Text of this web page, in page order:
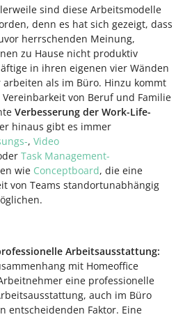
sind diese Arbeitsmodelle
denn es hat sich gezeigt, dass
herrschenden Meinung,
zu Hause nicht produktiv
in ihren eigenen vier Wänden
als im Büro. Hinzu kommt
von Beruf und Familie
Verbesserung der Work-Life-
hinaus gibt es immer
, Video
Task Management-
wie Conceptboard, die eine
von Teams standortunabhängig
Arbeitsausstattung:
mit Homeoffice
eine professionelle
auch im Büro
entscheidenden Faktor. Eine